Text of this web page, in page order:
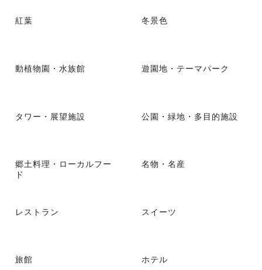
紅葉 冬景色
動植物園・水族館 遊園地・テーマパーク
タワー・展望施設 公園・緑地・多目的施設
郷土料理・ローカルフー
ド
名物・名産
レストラン スイーツ
旅館 ホテル